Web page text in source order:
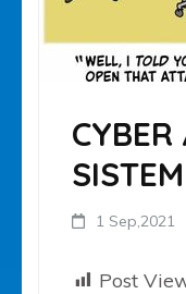
1 Sep,2021
Post